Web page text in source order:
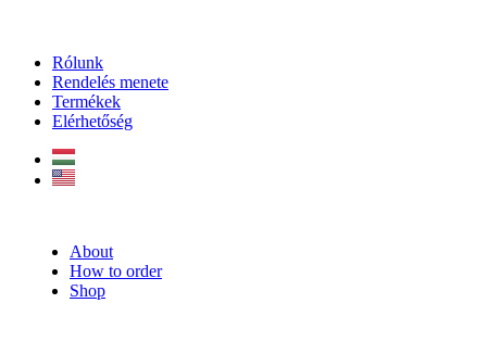
Rólunk
Rendelés menete
Termékek
Elérhetőség
About
How to order
Shop